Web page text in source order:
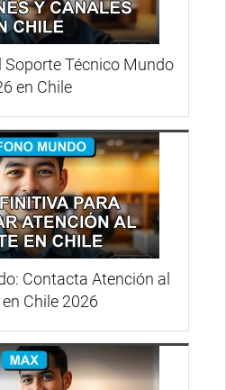
Soporte Técnico Mundo
en Chile
Contacta Atención al
Chile 2026